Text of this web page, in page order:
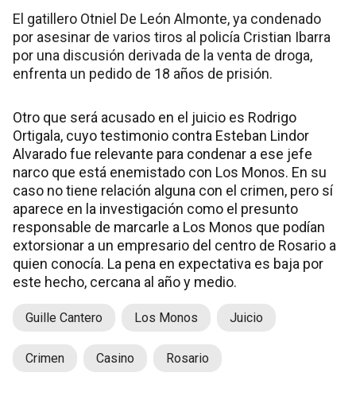
El gatillero Otniel De León Almonte, ya condenado
por asesinar de varios tiros al policía Cristian Ibarra
por una discusión derivada de la venta de droga,
enfrenta un pedido de 18 años de prisión.
Otro que será acusado en el juicio es Rodrigo
Ortigala, cuyo testimonio contra Esteban Lindor
Alvarado fue relevante para condenar a ese jefe
narco que está enemistado con Los Monos. En su
caso no tiene relación alguna con el crimen, pero sí
aparece en la investigación como el presunto
responsable de marcarle a Los Monos que podían
extorsionar a un empresario del centro de Rosario a
quien conocía. La pena en expectativa es baja por
este hecho, cercana al año y medio.
Guille Cantero Los Monos Juicio
Crimen Casino Rosario